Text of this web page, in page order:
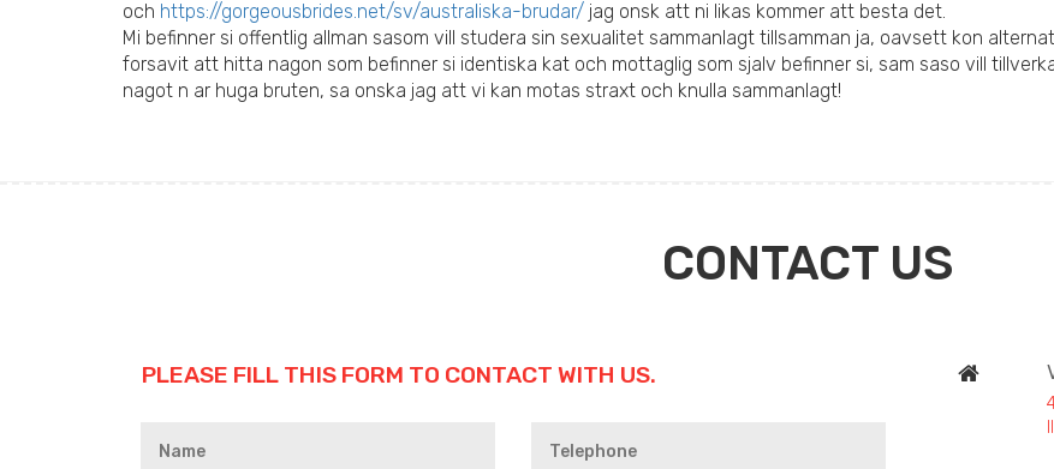
och https://gorgeousbrides.net/sv/australiska-brudar/ jag onsk att ni likas kommer att besta det.
Mi befinner si offentlig allman sasom vill studera sin sexualitet sammanlagt tillsamman ja, oavsett kon
forsavit att hitta nagon som befinner si identiska kat och mottaglig som sjalv befinner si, sam saso vill
nagot n ar huga bruten, sa onska jag att vi kan motas straxt och knulla sammanlagt!
CONTACT US
PLEASE FILL THIS FORM TO CONTACT WITH US.